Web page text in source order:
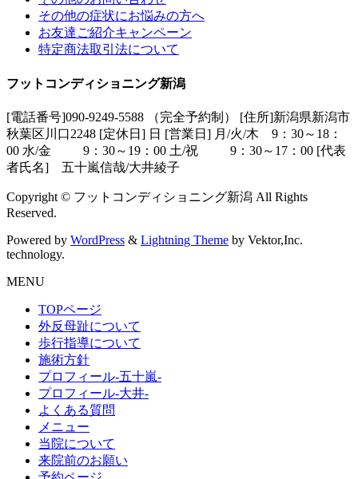
その他の症状にお悩みの方へ
お友達ご紹介キャンペーン
特定商法取引法について
フットコンディショニング新潟
[電話番号]090-9249-5588 （完全予約制） [住所]新潟県新潟市
秋葉区川口2248 [定休日] 日 [営業日] 月/火/木 9：30～18：
00 水/金 9：30～19：00 土/祝 9：30～17：00 [代表
者氏名] 五十嵐信哉/大井綾子
Copyright © フットコンディショニング新潟 All Rights
Reserved.
Powered by WordPress & Lightning Theme by Vektor,Inc.
technology.
MENU
TOPページ
外反母趾について
歩行指導について
施術方針
プロフィール-五十嵐-
プロフィール-大井-
よくある質問
メニュー
当院について
来院前のお願い